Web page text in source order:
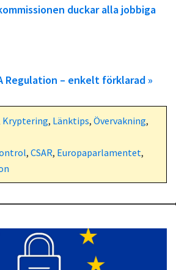
duckar alla jobbiga
Regulation – enkelt förklarad »
Kryptering, Länktips, Övervakning,
, CSAR, Europaparlamentet,